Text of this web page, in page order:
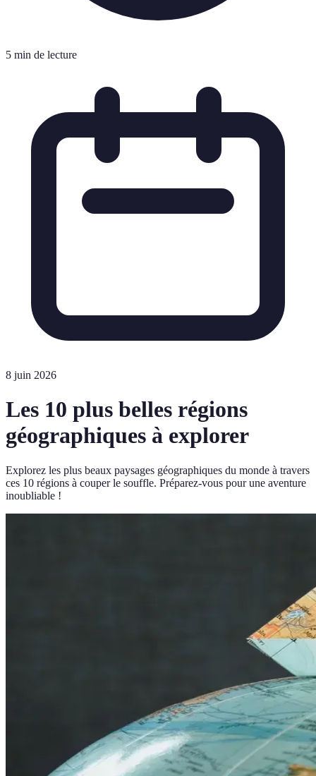
5 min de lecture
8 juin 2026
Les 10 plus belles régions
géographiques à explorer
Explorez les plus beaux paysages géographiques du monde à travers
ces 10 régions à couper le souffle. Préparez-vous pour une aventure
inoubliable !